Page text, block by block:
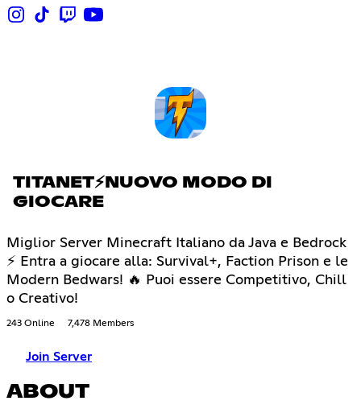
TITANET⚡NUOVO MODO DI
GIOCARE
Miglior Server Minecraft Italiano da Java e Bedrock
⚡ Entra a giocare alla: Survival+, Faction Prison e le
Modern Bedwars! 🔥 Puoi essere Competitivo, Chill
o Creativo!
243 Online 7,478 Members
Join Server
ABOUT